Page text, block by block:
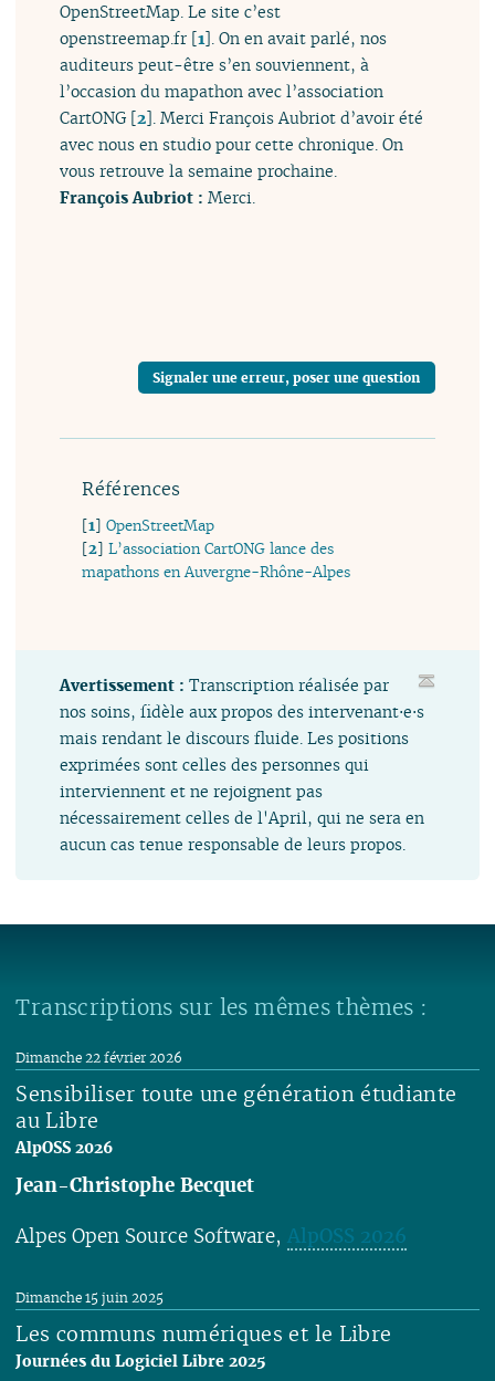
OpenStreetMap. Le site c’est
openstreemap.fr [1]. On en avait parlé, nos
auditeurs peut-être s’en souviennent, à
l’occasion du mapathon avec l’association
CartONG [2]. Merci François Aubriot d’avoir été
avec nous en studio pour cette chronique. On
vous retrouve la semaine prochaine.
François Aubriot :Merci.
Signaler une erreur, poser une question
Références
[1]OpenStreetMap
[2]L’association CartONG lance des
mapathons en Auvergne-Rhône-Alpes
Avertissement :Transcription réalisée par
nos soins, fidèle aux propos des intervenant⋅e⋅s
mais rendant le discours fluide. Les positions
exprimées sont celles des personnes qui
interviennent et ne rejoignent pas
nécessairement celles de l'April, qui ne sera en
aucun cas tenue responsable de leurs propos.
Transcriptions sur les mêmes thèmes :
Sensibiliser toute une génération étudiante
au Libre
AlpOSS 2026
Dimanche 22 février 2026
Jean-Christophe Becquet
Alpes Open Source Software​,AlpOSS 2026
Lire
Les communs numériques et le Libre
Journées du Logiciel Libre 2025
Dimanche 15 juin 2025